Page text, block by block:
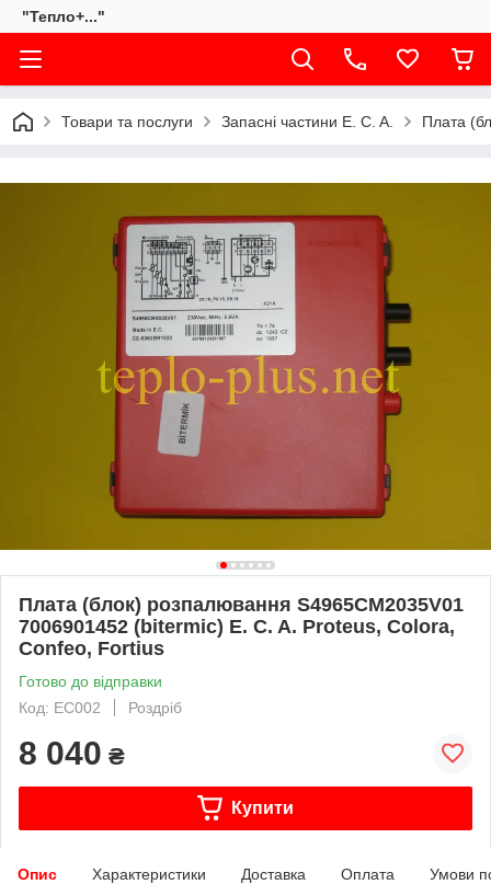
"Тепло+..."
Товари та послуги Запасні частини E. C. A. Плата
Плата (блок) розпалювання S4965CM2035V01
7006901452 (bitermic) E. C. A. Proteus, Colora,
Confeo, Fortius
Готово до відправки
Код: EC002
Роздріб
8 040 ₴
Купити
Опис Характеристики Доставка Оплата Умови